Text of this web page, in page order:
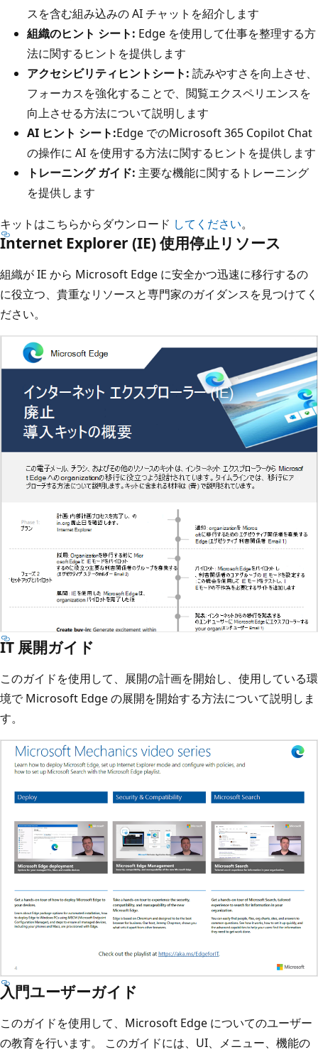
スを含む組み込みの AI チャットを紹介します
組織のヒント シート: Edge を使用して仕事を整理する方
法に関するヒントを提供します
アクセシビリティヒントシート: 読みやすさを向上させ、
フォーカスを強化することで、閲覧エクスペリエンスを
向上させる方法について説明します
AI ヒント シート:Edge でのMicrosoft 365 Copilot Chat
の操作に AI を使用する方法に関するヒントを提供します
トレーニング ガイド: 主要な機能に関するトレーニング
を提供します
キットはこちらからダウンロード してください。
Internet Explorer (IE) 使用停止リソース
組織が IE から Microsoft Edge に安全かつ迅速に移行するの
に役立つ、貴重なリソースと専門家のガイダンスを見つけてく
ださい。
IT 展開ガイド
このガイドを使用して、展開の計画を開始し、使用している環
境で Microsoft Edge の展開を開始する方法について説明しま
す。
入門ユーザーガイド
このガイドを使用して、Microsoft Edge についてのユーザー
の教育を行います。 このガイドには、UI、メニュー、機能の